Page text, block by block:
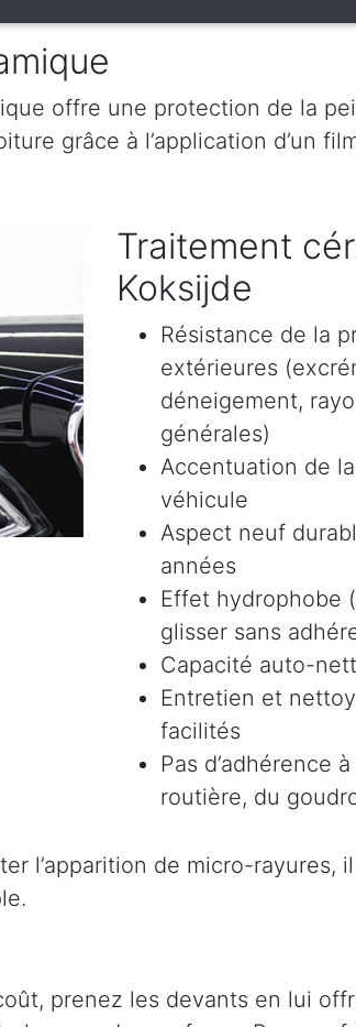
offre une protection de la
grâce à l’application d’un
Traitement
Koksijde
Résistance de la
extérieures
déneigement,
générales)
Accentuation de
véhicule
Aspect neuf
années
Effet hydrophobe
glisser sans
Capacité auto-
Entretien et
facilités
Pas d’adhérence
routière, du
l’apparition de micro-rayures,
prenez les devants en lui